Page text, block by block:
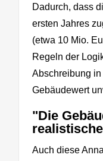
Dadurch, dass
ersten Jahres
(etwa 10 Mio.
Regeln der
Abschreibung
Gebäudewert
"Die
Auch diese